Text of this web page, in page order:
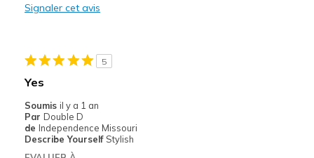
View On Shoes
I'm Into Shoes
Signaler cet avis
5
Yes
Soumis il y a 1 an
Par Double D
de Independence Missouri
Describe Yourself Stylish